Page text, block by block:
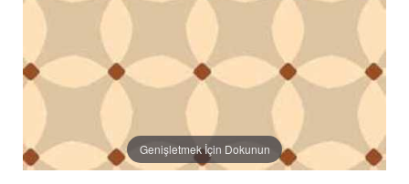
Genişletmek İçin Dokunun